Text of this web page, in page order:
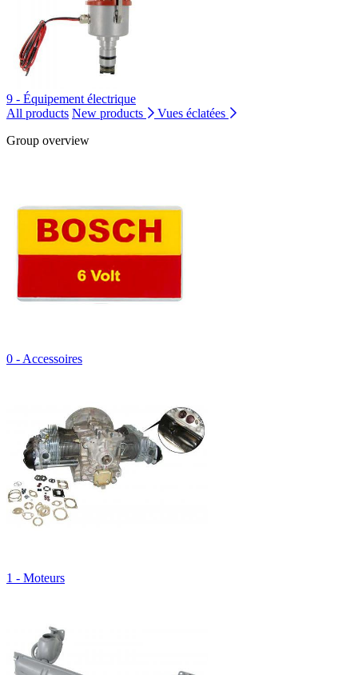
9 - Équipement électrique
All products New products
Vues éclatées
Group overview
0 - Accessoires
1 - Moteurs